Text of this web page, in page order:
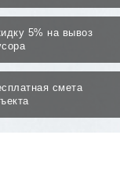
5% на вывоз
смета